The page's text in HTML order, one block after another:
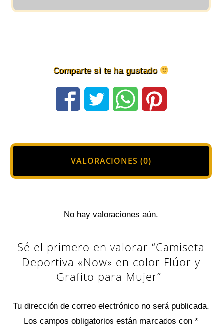
Flúor
Comparte si te ha gustado
VALORACIONES (0)
No hay valoraciones aún.
Sé el primero en valorar “Camiseta
Deportiva «Now» en color Flúor y
Grafito para Mujer”
Tu dirección de correo electrónico no será publicada.
Los campos obligatorios están marcados con *